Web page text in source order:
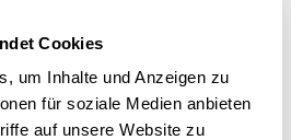
Cookies
um Inhalte und Anzeigen zu
für soziale Medien anbieten
auf unsere Website zu